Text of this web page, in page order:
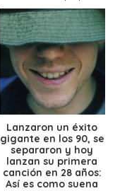
Lanzaron un éxito
gigante en los 90, se
separaron y hoy
lanzan su primera
canción en 28 años:
Así es como suena